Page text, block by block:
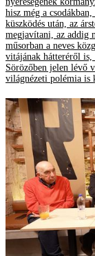
hisz még a
küszködés után, az
megjavítani, az addig
műsorban a neves
vitájának hátteréről is,
Sörözőben jelen lévő
világnézeti polémia is